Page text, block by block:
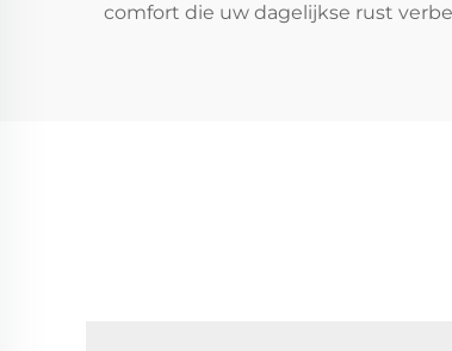
comfort die uw dagelijkse rust